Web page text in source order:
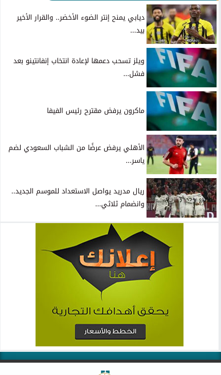
ديابي يمنح إنتر الضوء الأخضر.. والقرار الأخير
بيد...
ويلز تسحب دعمها لإعادة انتخاب إنفانتينو بعد
فشل...
ماكرون يرفض مقترح رئيس الفيفا
الأهلي يرفض عرضًا من الشباب السعودي لضم
ياسر...
ريال مدريد يواصل الاستعداد للموسم الجديد..
وانضمام ثلاثي...